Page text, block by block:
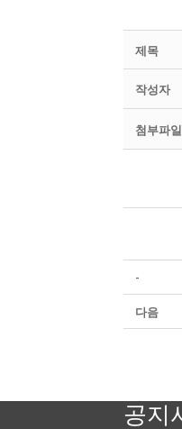
제목
작성자
첨부파일
-
다음
공지